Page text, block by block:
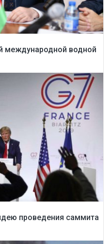
международной водной
проведения саммита